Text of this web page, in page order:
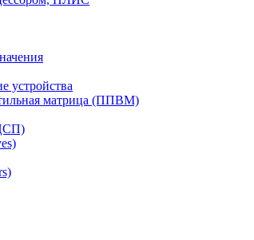
устройства
матрица (ППВМ)